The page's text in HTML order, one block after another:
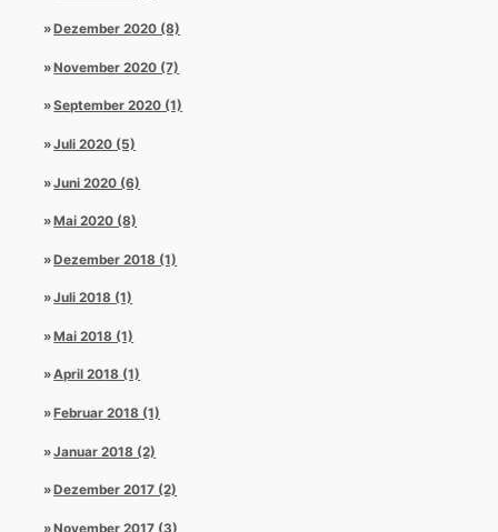
Dezember 2020 (8)
November 2020 (7)
September 2020 (1)
Juli 2020 (5)
Juni 2020 (6)
Mai 2020 (8)
Dezember 2018 (1)
Juli 2018 (1)
Mai 2018 (1)
April 2018 (1)
Februar 2018 (1)
Januar 2018 (2)
Dezember 2017 (2)
November 2017 (3)